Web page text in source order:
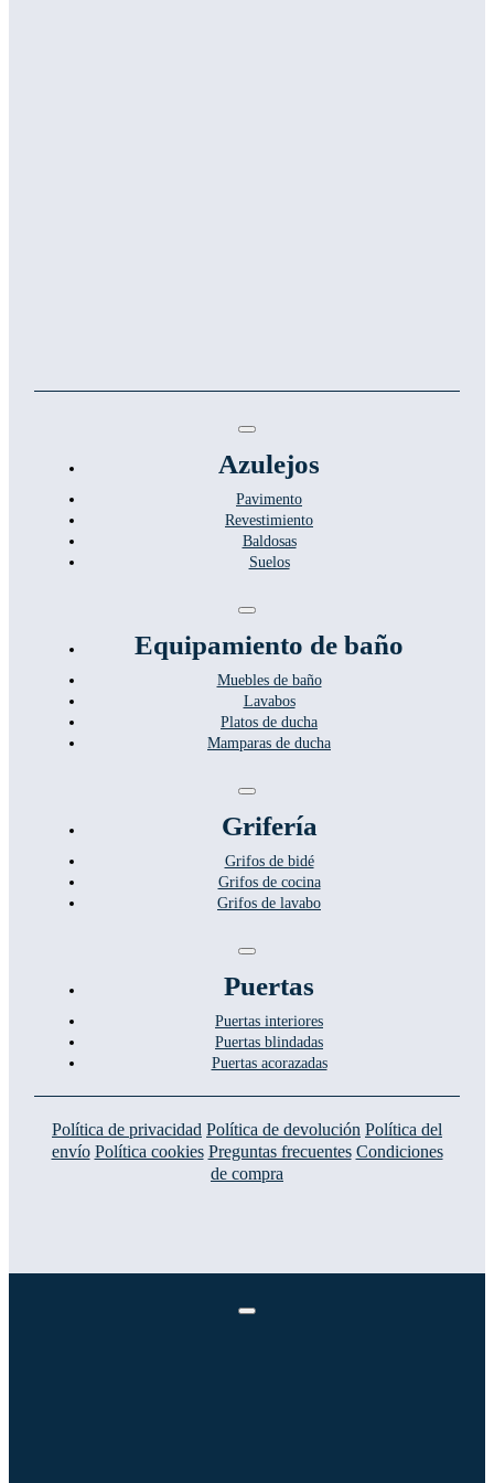
Toggle
Navigation
Azulejos
Pavimento
Revestimiento
Baldosas
Suelos
Toggle
Navigation
Equipamiento de baño
Muebles de baño
Lavabos
Platos de ducha
Mamparas de ducha
Toggle
Navigation
Grifería
Grifos de bidé
Grifos de cocina
Grifos de lavabo
Toggle
Puertas
Puertas interiores
Puertas blindadas
Puertas acorazadas
Política de privacidad Política de devolución Política del
envío Política cookies Preguntas frecuentes Condiciones
de compra
Toggle